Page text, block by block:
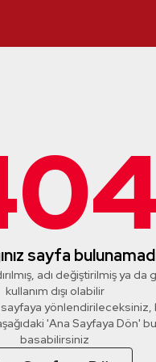
sayfa
adı değiştirilmiş ya
kullanım dışı olabilir
sayfaya
'Ana Sayfaya Dön'
basabilirsiniz